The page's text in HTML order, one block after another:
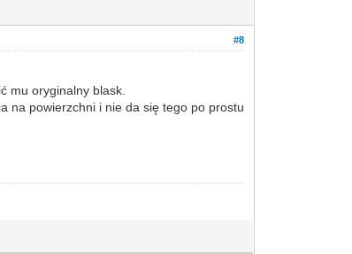
#8
mu oryginalny blask.
na powierzchni i nie da się tego po prostu